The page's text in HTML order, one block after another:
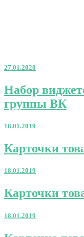
27.01.2020
Набор
виджетов
и
товара
группы
ВК
Набор
группы ВК
18.01.2019
Карточки
товаров
ВКонтакте
Карточки
18.01.2019
Карточки
товара
Карточки
18.01.2019
Карточка